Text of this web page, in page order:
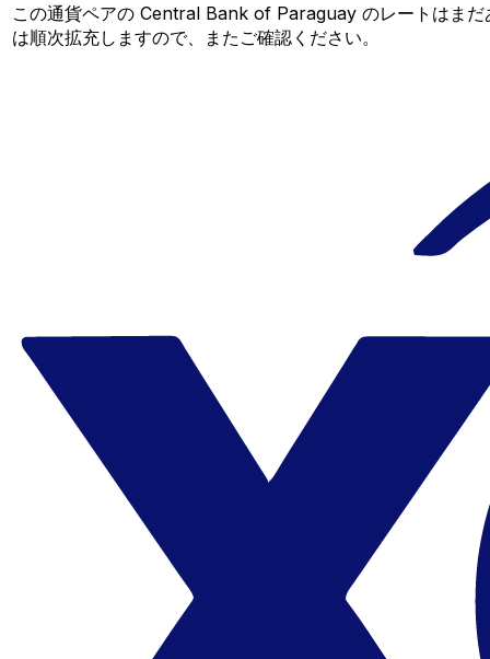
この通貨ペアの Central Bank of Paraguay のレートはま
は順次拡充しますので、またご確認ください。